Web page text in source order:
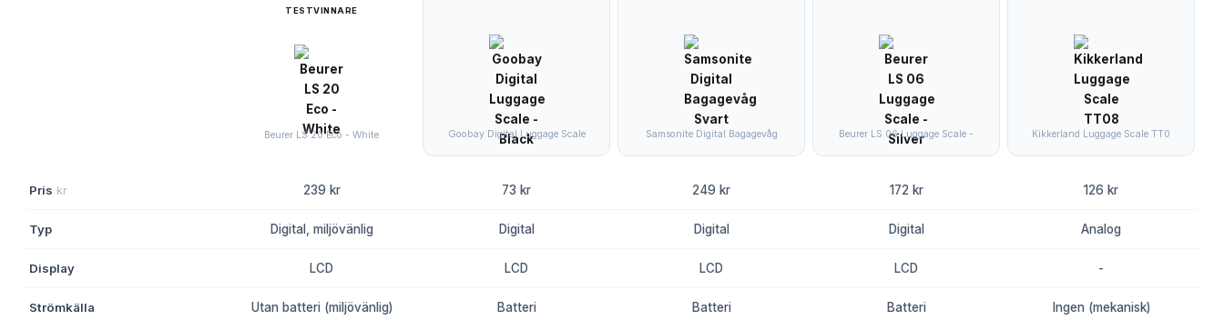
TESTVINNARE
Beurer LS 20 Eco - White Goobay Digital Luggage Scale Samsonite Digital Bagagevåg Beurer LS 06 Luggage Scale - Kikkerland Luggage Scale TT0
Pris kr 239 kr 73 kr 249 kr 172 kr 126 kr
Typ Digital, miljövänlig Digital Digital Digital Analog
Display LCD LCD LCD LCD -
Strömkälla Utan batteri (miljövänlig) Batteri Batteri Batteri Ingen (mekanisk)